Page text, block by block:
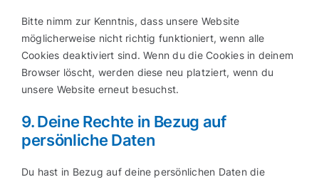
Bitte nimm zur Kenntnis, dass unsere Website
möglicherweise nicht richtig funktioniert, wenn alle
Cookies deaktiviert sind. Wenn du die Cookies in deinem
Browser löscht, werden diese neu platziert, wenn du
unsere Website erneut besuchst.
9. Deine Rechte in Bezug auf
persönliche Daten
Du hast in Bezug auf deine persönlichen Daten die